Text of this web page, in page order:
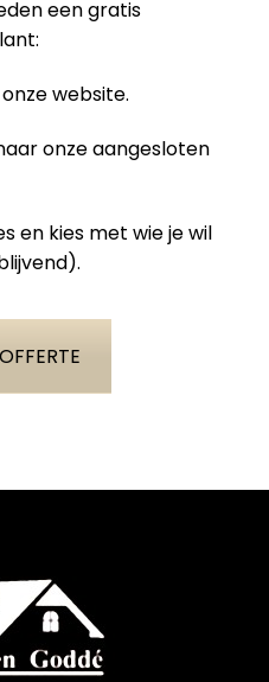
een gratis
website.
onze aangesloten
en kies met wie je wil